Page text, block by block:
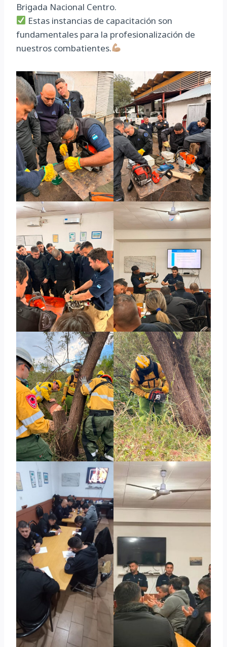
Brigada Nacional Centro.
Estas instancias de capacitación son
fundamentales para la profesionalización de
nuestros combatientes.